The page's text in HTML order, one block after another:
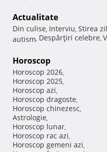
Actualitate
Din culise, Interviu, Stirea
autism, Despărţiri celebre,
Horoscop
Horoscop 2026,
Horoscop 2025,
Horoscop azi,
Horoscop dragoste,
Horoscop chinezesc,
Astrologie,
Horoscop lunar,
Horoscop rac azi,
Horoscop gemeni azi,